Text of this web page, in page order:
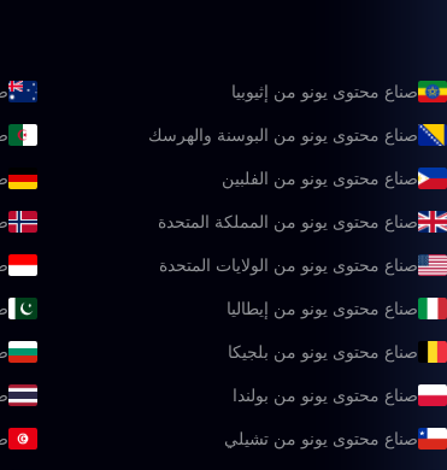
صناع محتوى يونو من إثيوبيا
صناع محتوى يونو من البوسنة والهرسك
صناع محتوى يونو من الفلبين
صناع محتوى يونو من المملكة المتحدة
صناع محتوى يونو من الولايات المتحدة
صناع محتوى يونو من إيطاليا
صناع محتوى يونو من بلجيكا
صناع محتوى يونو من بولندا
صناع محتوى يونو من تشيلي